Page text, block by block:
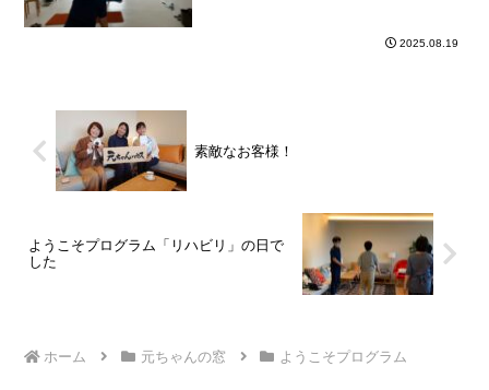
2025.08.19
素敵なお客様！
ようこそプログラム「リハビリ」の日で
した
ホーム 元ちゃんの窓 ようこそプログラム